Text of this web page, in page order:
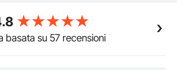
che garantisce una produzione
e igienica e la pulizia dei cubetti di
basata su 57 recensioni